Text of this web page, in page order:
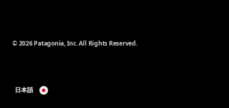
© 2026 Patagonia, Inc. All Rights Reserved.
日本語